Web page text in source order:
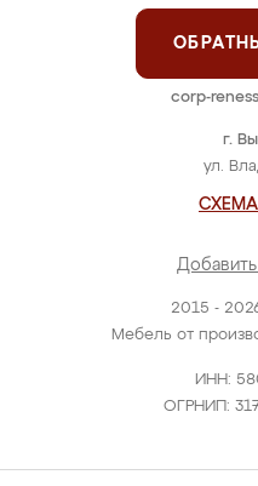
2015 -
Мебель от
ИНН:
ОГРНИП:
г.
ул.
corp-